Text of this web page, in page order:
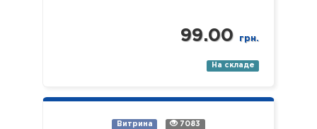
99.00 грн.
На складе
Витрина 7083